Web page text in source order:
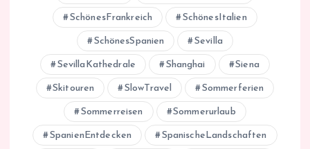
SchönesFrankreich SchönesItalien
SchönesSpanien Sevilla
SevillaKathedrale Shanghai Siena
Skitouren SlowTravel Sommerferien
Sommerreisen Sommerurlaub
SpanienEntdecken SpanischeLandschaften